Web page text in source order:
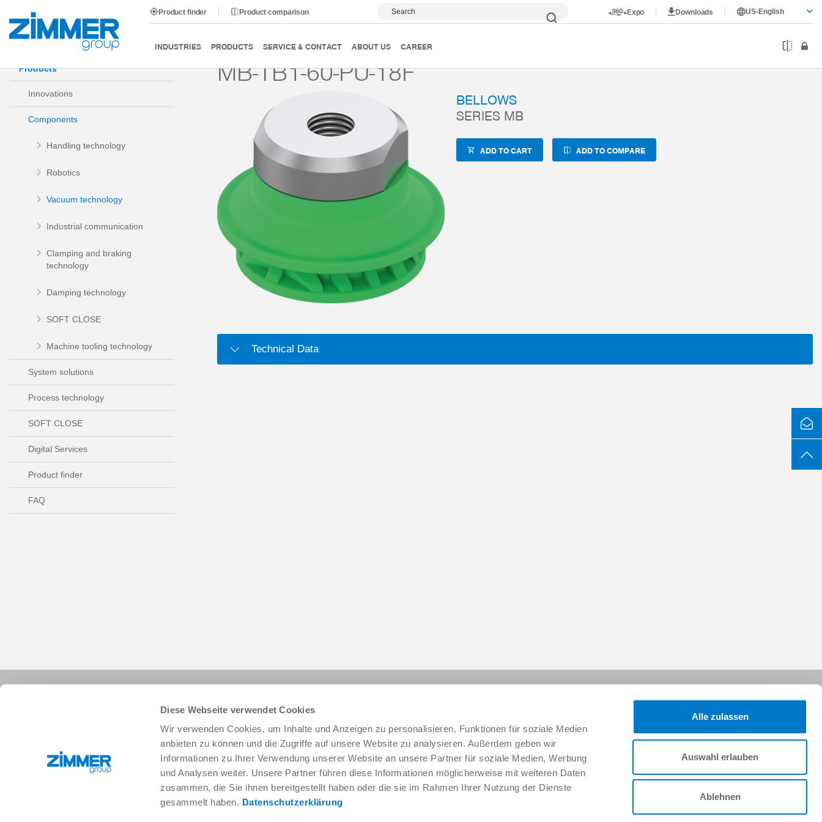
Diese Webseite verwendet Cookies
Wir verwenden Cookies, um Inhalte und Anzeigen zu personalisieren, Funktionen für soziale Medien
anbieten zu können und die Zugriffe auf unsere Website zu analysieren. Außerdem geben wir
Informationen zu Ihrer Verwendung unserer Website an unsere Partner für soziale Medien, Werbung
und Analysen weiter. Unsere Partner führen diese Informationen möglicherweise mit weiteren Daten
zusammen, die Sie ihnen bereitgestellt haben oder die sie im Rahmen Ihrer Nutzung der Dienste
gesammelt haben. Datenschutzerklärung
Alle zulassen
Auswahl erlauben
Ablehnen
Product finder Product comparison Search Expo Downloads US-English
INDUSTRIES PRODUCTS SERVICE & CONTACT ABOUT US CAREER
Start Products Components Vacuum technology Magic Cups Bellows Series MB MB-TB1-60-PU-18F
Products
Innovations
Components
Handling technology
Robotics
Vacuum technology
Industrial communication
Clamping and braking
technology
Damping technology
SOFT CLOSE
Machine tooling technology
System solutions
Process technology
SOFT CLOSE
Digital Services
Product finder
FAQ
MB-TB1-60-PU-18F
BELLOWS
SERIES MB
ADD TO CART ADD TO COMPARE
Technical Data
+1 828 855 9722
Career